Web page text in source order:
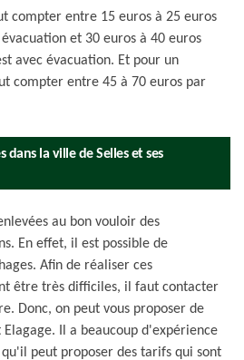
compter entre 15 euros à 25 euros
et 30 euros à 40 euros
avec évacuation. Et pour un
compter entre 45 à 70 euros par
dans la ville de Selles et ses
au bon vouloir des
En effet, il est possible de
Afin de réaliser ces
être très difficiles, il faut contacter
Donc, on peut vous proposer de
Il a beaucoup d'expérience
peut proposer des tarifs qui sont